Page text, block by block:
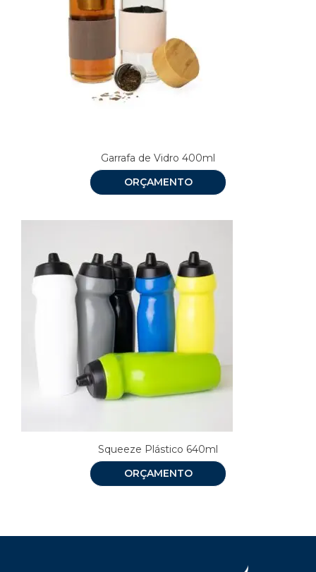
Garrafa de Vidro 400ml
ORÇAMENTO
Squeeze Plástico 640ml
ORÇAMENTO